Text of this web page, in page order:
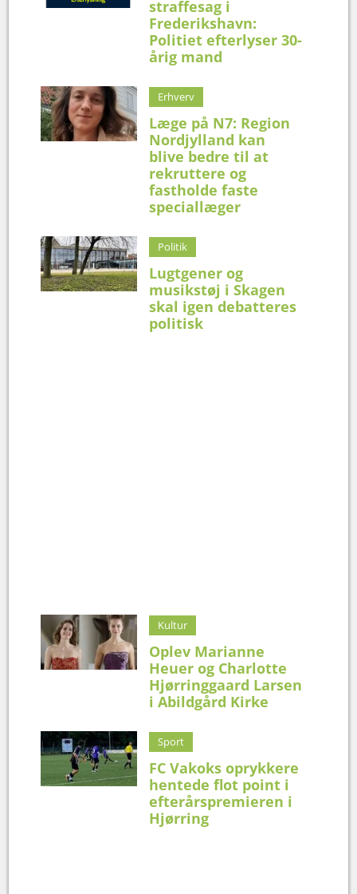
straffesag i
Frederikshavn:
Politiet efterlyser 30-
årig mand
Erhverv
Læge på N7: Region
Nordjylland kan
blive bedre til at
rekruttere og
fastholde faste
speciallæger
Politik
Lugtgener og
musikstøj i Skagen
skal igen debatteres
politisk
Kultur
Oplev Marianne
Heuer og Charlotte
Hjørringgaard Larsen
i Abildgård Kirke
Sport
FC Vakoks oprykkere
hentede flot point i
efterårspremieren i
Hjørring